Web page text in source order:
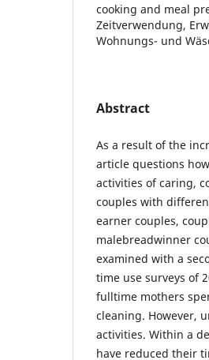
cooking and meal
Zeitverwendung,
Wohnungs- und
Abstract
As a result of the
article questions
activities of caring,
couples with
earner couples,
malebreadwinner
examined with a
time use surveys of
fulltime mothers
cleaning. However,
activities. Within a
have reduced their